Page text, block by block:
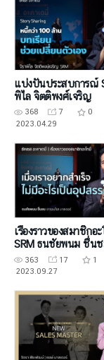
แบ่งปันประสบการณ์
พิไล จิตติพงศ์เจริญ
368 7
0
2023.04.29
เรื่องราวของสมาชิกอ
SRM ธนชัยพนม ชื่น
363 17
1
2023.09.27